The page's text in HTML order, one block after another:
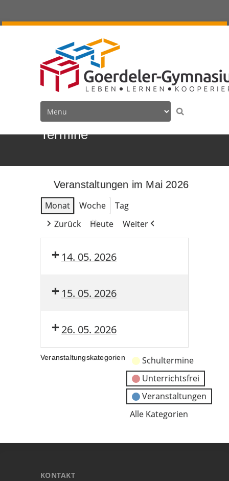
Termine
Veranstaltungen im Mai 2026
Monat
Woche
Tag
Zurück
Heute Weiter
14. 05. 2026
15. 05. 2026
26. 05. 2026
Veranstaltungskategorien
Schultermine
Unterrichtsfrei
Veranstaltungen
Alle Kategorien
KONTAKT